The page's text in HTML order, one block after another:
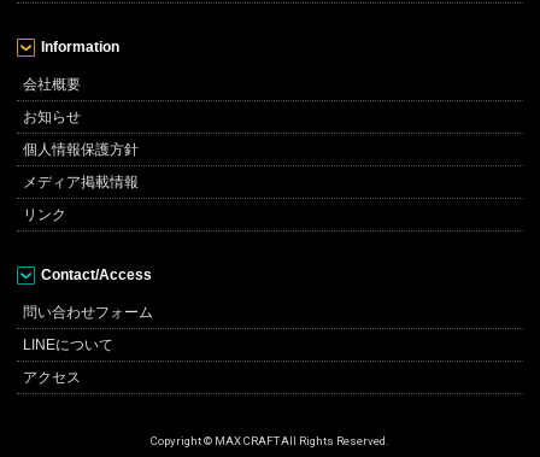
Information
会社概要
お知らせ
個人情報保護方針
メディア掲載情報
リンク
Contact/Access
問い合わせフォーム
LINEについて
アクセス
Copyright © MAX CRAFT All Rights Reserved.